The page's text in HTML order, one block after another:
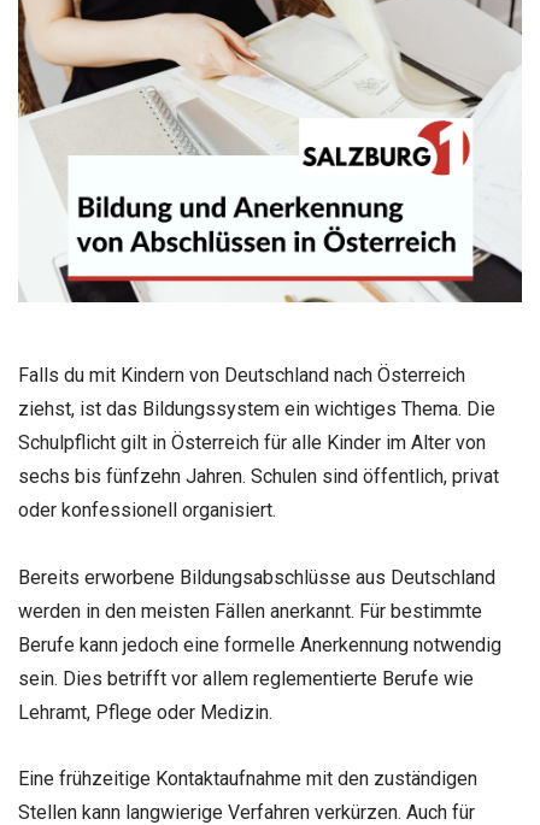
Falls du mit Kindern von Deutschland nach Österreich
ziehst, ist das Bildungssystem ein wichtiges Thema. Die
Schulpflicht gilt in Österreich für alle Kinder im Alter von
sechs bis fünfzehn Jahren. Schulen sind öffentlich, privat
oder konfessionell organisiert.
Bereits erworbene Bildungsabschlüsse aus Deutschland
werden in den meisten Fällen anerkannt. Für bestimmte
Berufe kann jedoch eine formelle Anerkennung notwendig
sein. Dies betrifft vor allem reglementierte Berufe wie
Lehramt, Pflege oder Medizin.
Eine frühzeitige Kontaktaufnahme mit den zuständigen
Stellen kann langwierige Verfahren verkürzen. Auch für